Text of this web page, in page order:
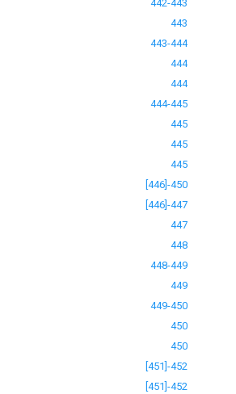
442-443
443
443-444
444
444
444-445
445
445
445
[446]-450
[446]-447
447
448
448-449
449
449-450
450
450
[451]-452
[451]-452